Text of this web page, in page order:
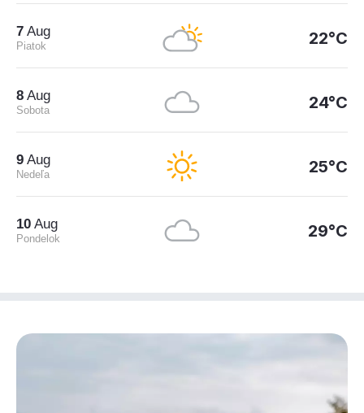
7 Aug
Piatok 22°C
8 Aug
Sobota 24°C
9 Aug
Nedeľa 25°C
10 Aug
Pondelok 29°C